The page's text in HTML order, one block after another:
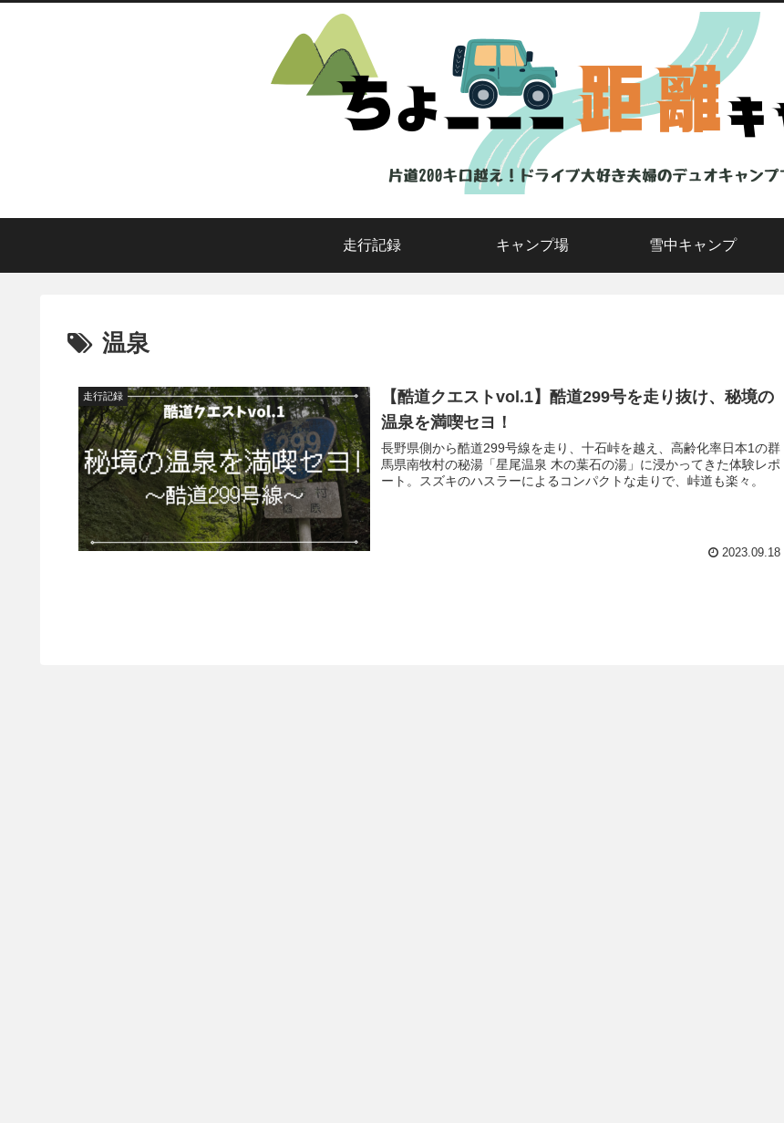
走行記録 キャンプ場 雪中キャンプ
温泉
走行記録
【酷道クエストvol.1】酷道299号を走り抜け、秘境の
温泉を満喫セヨ！
長野県側から酷道299号線を走り、十石峠を越え、高齢化率日本1の群
馬県南牧村の秘湯「星尾温泉 木の葉石の湯」に浸かってきた体験レポ
ート。スズキのハスラーによるコンパクトな走りで、峠道も楽々。
2023.09.18